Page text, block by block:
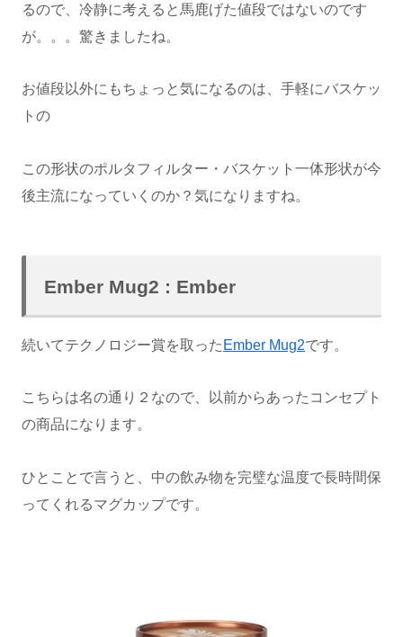
るので、冷静に考えると馬鹿げた値段ではないのです
が。。。驚きましたね。
お値段以外にもちょっと気になるのは、手軽にバスケッ
トの
この形状のポルタフィルター・バスケット一体形状が今
後主流になっていくのか？気になりますね。
Ember Mug2 : Ember
続いてテクノロジー賞を取った Ember Mug2です。
こちらは名の通り２なので、以前からあったコンセプト
の商品になります。
ひとことで言うと、中の飲み物を完璧な温度で長時間保
ってくれるマグカップです。